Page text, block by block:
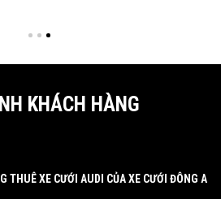
KHÁCH HÀNG
THUÊ XE CƯỚI AUDI CỦA XE CƯỚI ĐÔNG A